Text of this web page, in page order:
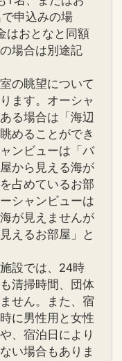
申込みの場
はおとなと同額
場合は別途記
の眺望について
ます。オーシャ
る場合は「海辺
めることができ
ンビューは「バ
から見える海が
占めているお部
シャンビューは
が見えませんが
えるお部屋」と
設では、24時
清掃時間、団体
せん。また、宿
に男性用と女性
、宿泊日により
い場合もありま